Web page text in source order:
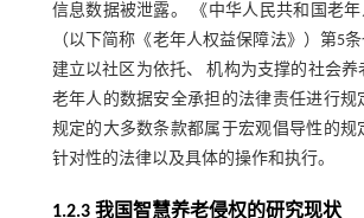
信息数据被泄露。 《中华人民共和国老年
（以下简称《老年人权益保障法》）第5
建立以社区为依托、 机构为支撑的社会养
老年人的数据安全承担的法律责任进行规
规定的大多数条款都属于宏观倡导性的规
针对性的法律以及具体的操作和执行。
1.2.3 我国智慧养老侵权的研究现状